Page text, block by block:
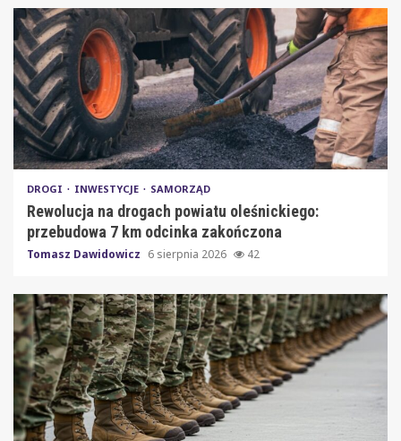
DROGI INWESTYCJE SAMORZĄD
Rewolucja na drogach powiatu oleśnickiego:
przebudowa 7 km odcinka zakończona
Tomasz Dawidowicz 6 sierpnia 2026 42